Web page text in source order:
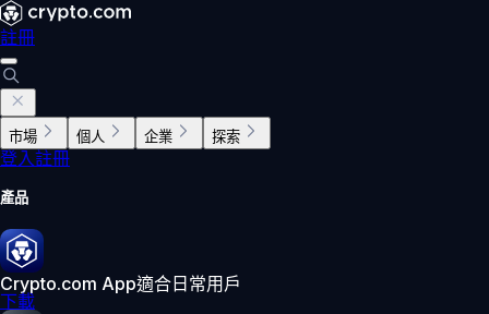
註冊
市場 個人 企業 探索
登入註冊
產品
Crypto.com App適合日常用戶
下載